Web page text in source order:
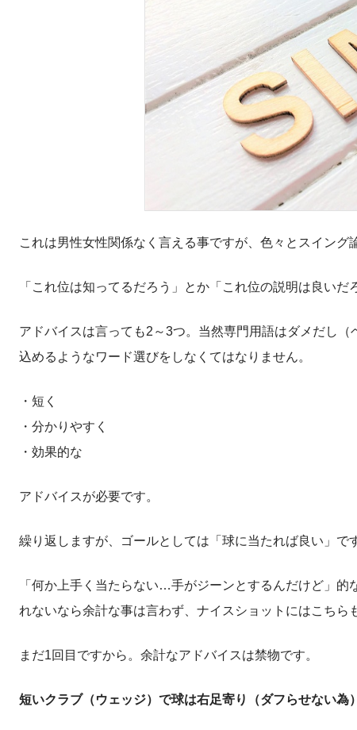
これは男性女性関係なく言える事ですが、色々とスイング
「これ位は知ってるだろう」とか「これ位の説明は良いだ
アドバイスは言っても2～3つ。当然専門用語はダメだし
込めるようなワード選びをしなくてはなりません。
・短く
・分かりやすく
・効果的な
アドバイスが必要です。
繰り返しますが、ゴールとしては「球に当たれば良い」で
「何か上手く当たらない…手がジーンとするんだけど」
れないなら余計な事は言わず、ナイスショットにはこちら
まだ1回目ですから。余計なアドバイスは禁物です。
短いクラブ（ウェッジ）で球は右足寄り（ダフらせない為